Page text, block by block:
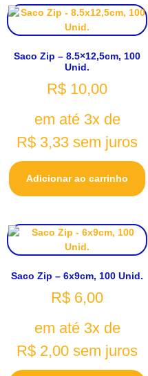
Saco Zip – 8.5×12,5cm, 100
Unid.
R$ 10,00
em até 3x de
R$ 3,33 sem juros
Adicionar ao carrinho
Saco Zip – 6x9cm, 100 Unid.
R$ 6,00
em até 3x de
R$ 2,00 sem juros